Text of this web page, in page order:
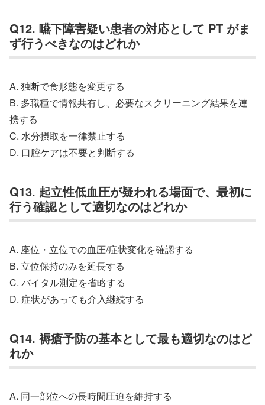
Q12. 嚥下障害疑い患者の対応として PT がま
ず行うべきなのはどれか
A. 独断で食形態を変更する
B. 多職種で情報共有し、必要なスクリーニング結果を連
携する
C. 水分摂取を一律禁止する
D. 口腔ケアは不要と判断する
Q13. 起立性低血圧が疑われる場面で、最初に
行う確認として適切なのはどれか
A. 座位・立位での血圧/症状変化を確認する
B. 立位保持のみを延長する
C. バイタル測定を省略する
D. 症状があっても介入継続する
Q14. 褥瘡予防の基本として最も適切なのはど
れか
A. 同一部位への長時間圧迫を維持する